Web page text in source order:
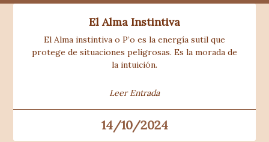
El Alma Instintiva
El Alma instintiva o P’o es la energía sutil que
protege de situaciones peligrosas. Es la morada de
la intuición.
Leer Entrada
14/10/2024